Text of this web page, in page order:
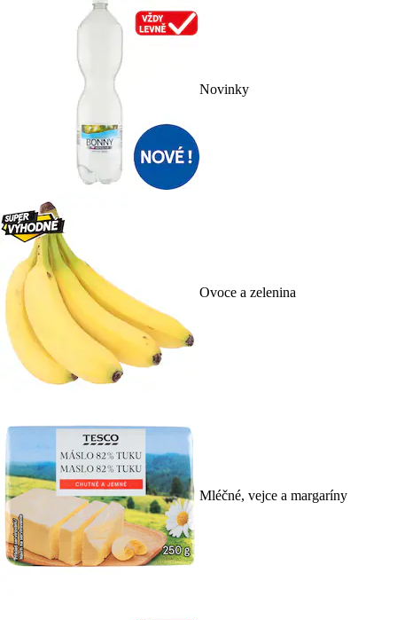
Novinky
Ovoce a zelenina
Mléčné, vejce a margaríny